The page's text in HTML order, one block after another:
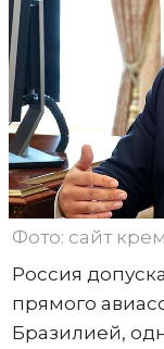
Фото: сайт
Россия
прямого
Бразилией,